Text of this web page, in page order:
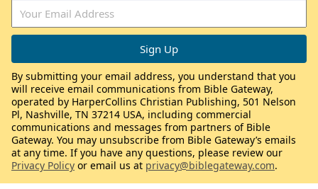
By submitting your email address, you understand that you
will receive email communications from Bible Gateway,
operated by HarperCollins Christian Publishing, 501 Nelson
Pl, Nashville, TN 37214 USA, including commercial
communications and messages from partners of Bible
Gateway. You may unsubscribe from Bible Gateway’s emails
at any time. If you have any questions, please review our
Privacy Policy or email us at privacy@biblegateway.com.